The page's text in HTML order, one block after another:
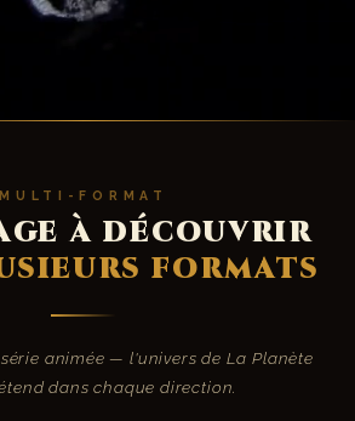
MULTI-FORMAT
à découvrir
formats
animée — l'univers de La Planète
dans chaque direction.